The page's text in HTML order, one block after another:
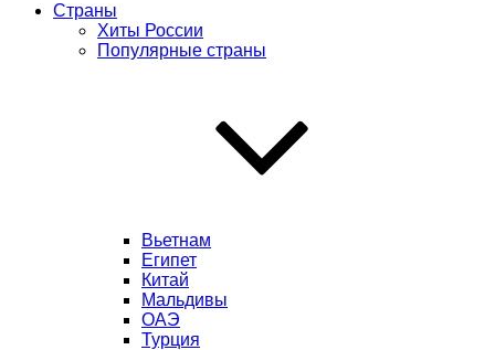
Страны
Хиты России
Популярные страны
Вьетнам
Египет
Китай
Мальдивы
ОАЭ
Турция